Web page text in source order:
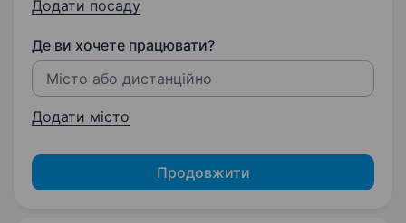
Додати посаду
Де ви хочете працювати?
Додати місто
Продовжити